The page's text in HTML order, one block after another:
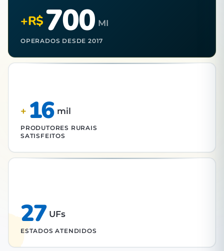
+R$700 MI
OPERADOS DESDE 2017
+ 16 mil
PRODUTORES RURAIS
SATISFEITOS
27 UFs
ESTADOS ATENDIDOS